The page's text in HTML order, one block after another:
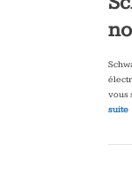
vous
suite